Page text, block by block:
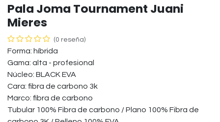
Pala Joma Tournament Juani
Mieres
(0 reseña)
Forma: híbrida
Gama: alta - profesional
Núcleo: BLACK EVA
Cara: fibra de carbono 3k
Marco: fibra de carbono
Tubular 100% Fibra de carbono / Plano 100% Fibra de